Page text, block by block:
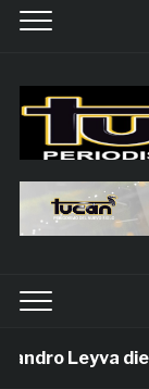
Leyva dieron